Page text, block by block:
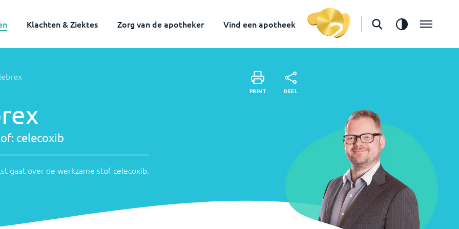
Klachten & Ziektes Zorg van de apotheker Vind een apotheek
Tilburg
Vind een apotheek
celecoxib
gaat over de werkzame stof celecoxib.
PRINT DEEL